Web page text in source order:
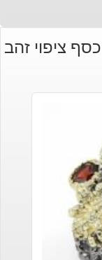
ציפוי זהב